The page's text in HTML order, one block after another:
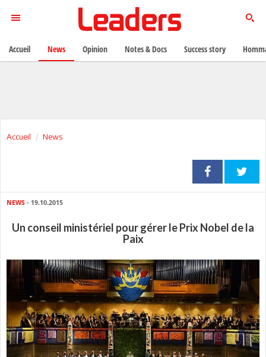
Accueil News
NEWS - 19.10.2015
Un conseil ministériel pour gérer le Prix Nobel de la
Paix
Accueil News Opinion Notes & Docs Success story